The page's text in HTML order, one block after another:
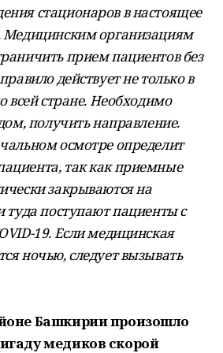
стационаров в настоящее
организациям
прием пациентов без
действует не только в
всей стране. Необходимо
получить направление.
осмотре определит
так как приемные
закрываются на
туда поступают пациенты с
19. Если медицинская
ночью, следует вызывать
Башкирии произошло
медиков скорой